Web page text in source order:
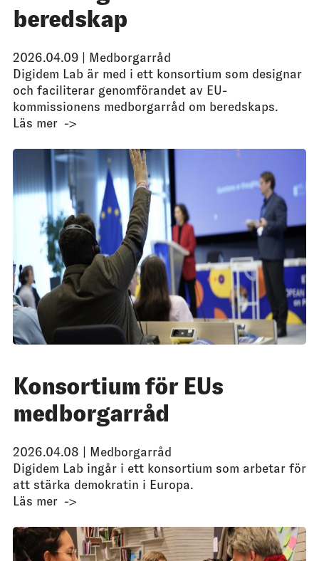
beredskap
2026.04.09 | Medborgarråd
Digidem Lab är med i ett konsortium som designar
och faciliterar genomförandet av EU-
kommissionens medborgarråd om beredskaps.
Läs mer
Konsortium för EUs
medborgarråd
2026.04.08 | Medborgarråd
Digidem Lab ingår i ett konsortium som arbetar för
att stärka demokratin i Europa.
Läs mer